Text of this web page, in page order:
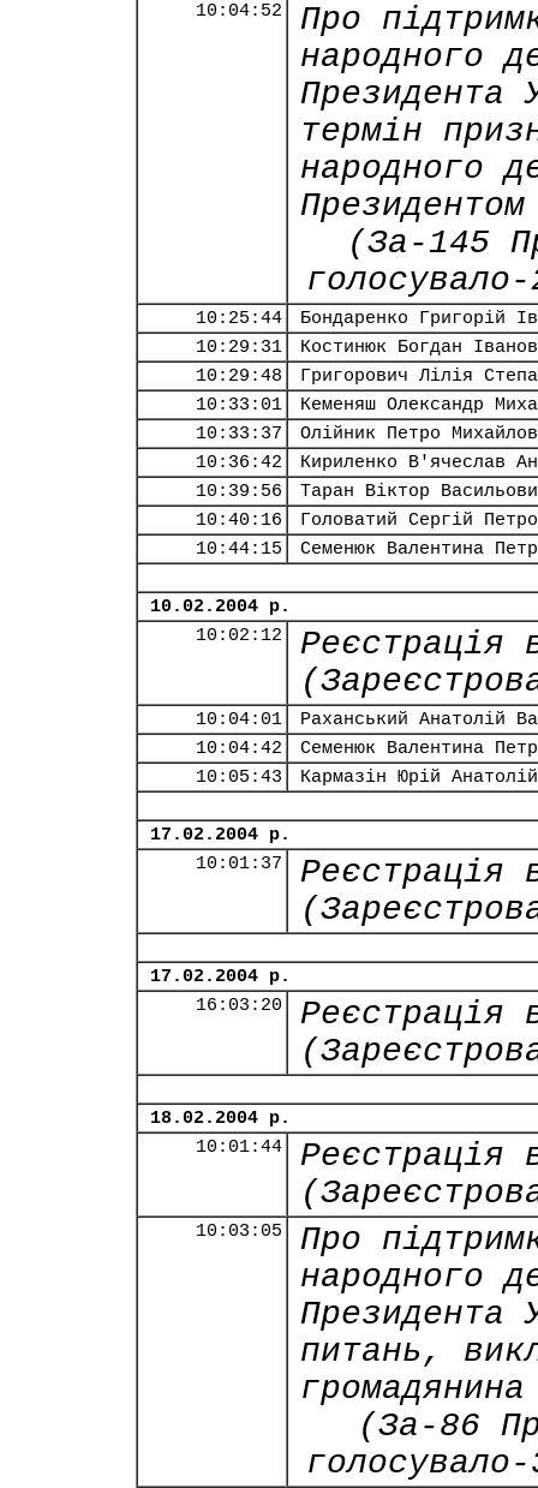
10:04:52
Про
народного
Президента
термін
народного
(За-145
10:25:44
Бондаренко Григорій
10:29:31
Костинюк Богдан
10:29:48
Григорович Лілія
10:33:01
Кеменяш Олександр
10:33:37
Олійник Петро
10:36:42
Кириленко В'ячеслав
10:39:56
Таран Віктор
10:40:16
Головатий Сергій
10:44:15
Семенюк Валентина
10.02.2004 р.
10:02:12
Реєстрація
10:04:01
Раханський Анатолій
10:04:42
Семенюк Валентина
10:05:43
Кармазін Юрій
17.02.2004 р.
10:01:37
Реєстрація
17.02.2004 р.
16:03:20
Реєстрація
18.02.2004 р.
10:01:44
Реєстрація
10:03:05
Про
народного
Президента
питань,
(За-86